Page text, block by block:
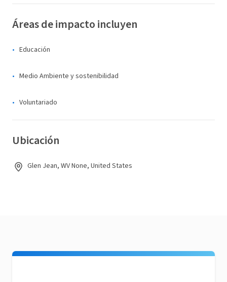
Áreas de impacto incluyen
Educación
Medio Ambiente y sostenibilidad
Voluntariado
Ubicación
Glen Jean, WV None, United States